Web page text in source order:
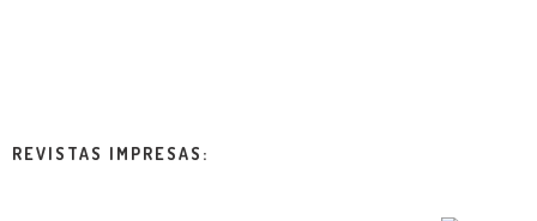
REVISTAS IMPRESAS: